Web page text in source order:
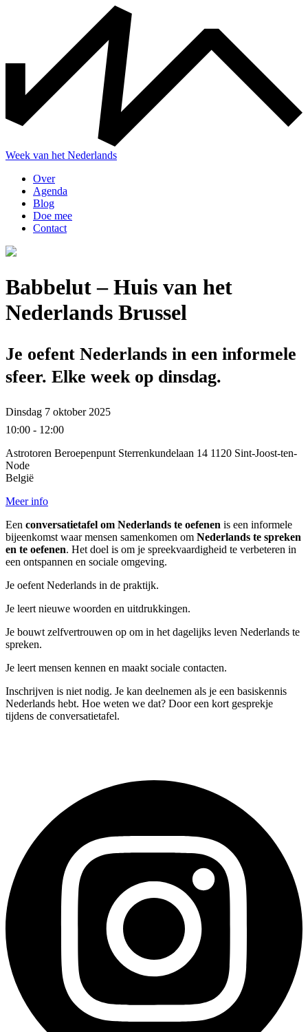
Week van het Nederlands
Over
Agenda
Blog
Doe mee
Contact
Babbelut – Huis van het
Nederlands Brussel
Je oefent Nederlands in een informele
sfeer. Elke week op dinsdag.
Dinsdag 7 oktober 2025
10:00 - 12:00
Astrotoren Beroepenpunt Sterrenkundelaan 14 1120 Sint-Joost-ten-
Node
België
Meer info
Een conversatietafel om Nederlands te oefenen is een informele
bijeenkomst waar mensen samenkomen om Nederlands te spreken
en te oefenen. Het doel is om je spreekvaardigheid te verbeteren in
een ontspannen en sociale omgeving.
Je oefent Nederlands in de praktijk.
Je leert nieuwe woorden en uitdrukkingen.
Je bouwt zelfvertrouwen op om in het dagelijks leven Nederlands te
spreken.
Je leert mensen kennen en maakt sociale contacten.
Inschrijven is niet nodig. Je kan deelnemen als je een basiskennis
Nederlands hebt. Hoe weten we dat? Door een kort gesprekje
tijdens de conversatietafel.